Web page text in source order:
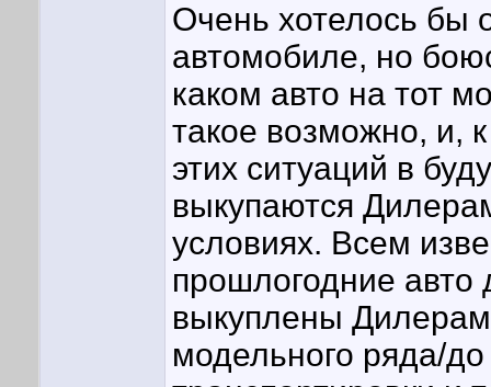
Очень хотелось бы
автомобиле, но
каком авто на тот
такое возможно, и,
этих ситуаций в
выкупаются
условиях. Всем
прошлогодние
выкуплены
модельного ряда/